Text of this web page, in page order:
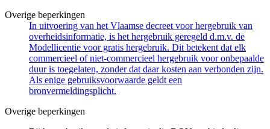
Overige beperkingen
In uitvoering van het Vlaamse decreet voor hergebruik van
overheidsinformatie, is het hergebruik geregeld d.m.v. de
Modellicentie voor gratis hergebruik. Dit betekent dat elk
commercieel of niet-commercieel hergebruik voor onbepaalde
duur is toegelaten, zonder dat daar kosten aan verbonden zijn.
Als enige gebruiksvoorwaarde geldt een
bronvermeldingsplicht.
Overige beperkingen